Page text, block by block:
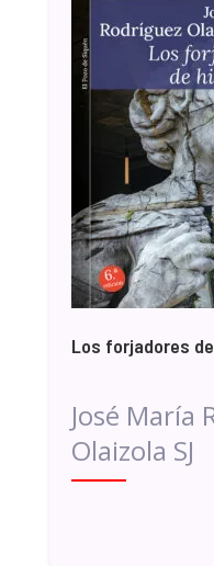
Los forjadores
José María
Olaizola SJ